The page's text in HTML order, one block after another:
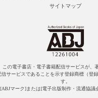
サイトマップ
この電子書店・電子書籍配信サービスが、
信サービスであることを示す登録商標（登
す。
マーク]または[電子出版制作・流通協議